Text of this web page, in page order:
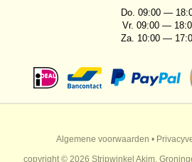
Do. 09:00 —
Vr. 09:00 —
Za. 10:00 —
Algemene voorwaarden •
copyright © 2026 Stripwinkel Akim,